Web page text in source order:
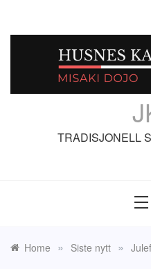
content
TRADISJONELL
Home » Siste nytt »